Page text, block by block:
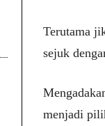
Terutama
sejuk
menjadi